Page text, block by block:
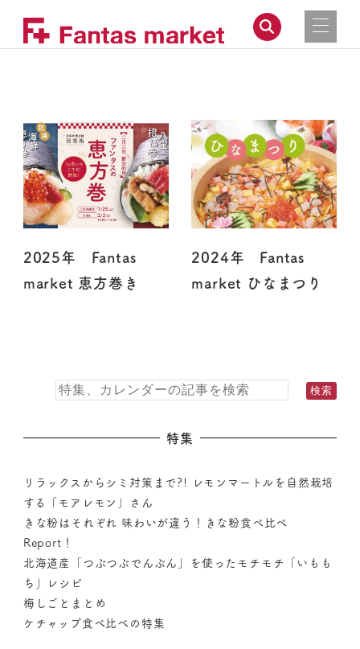
2025年 Fantas
market 恵方巻き
2024年 Fantas
market ひなまつり
特集
リラックスからシミ対策まで?! レモンマートルを自然栽培
する「モアレモン」さん
きな粉はそれぞれ 味わいが違う！きな粉食べ比べ
Report！
北海道産「つぶつぶでんぷん」を使ったモチモチ「いもも
ち」レシピ
梅しごとまとめ
ケチャップ食べ比べの特集